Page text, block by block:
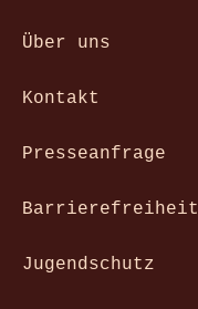
Über uns
Kontakt
Presseanfrage
Barrierefreiheit
Jugendschutz